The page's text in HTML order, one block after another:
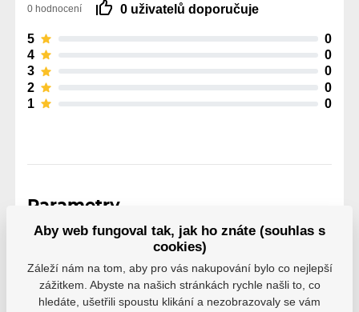
0 hodnocení 0 uživatelů doporučuje
5
0
4
0
3
0
2
0
1
0
Parametry
Výrobce Brian’s
Bílá Černá Červená
Aby web fungoval tak, jak ho znáte (souhlas s
cookies)
Záleží nám na tom, aby pro vás nakupování bylo co nejlepší
zážitkem. Abyste na našich stránkách rychle našli to, co
hledáte, ušetřili spoustu klikání a nezobrazovaly se vám